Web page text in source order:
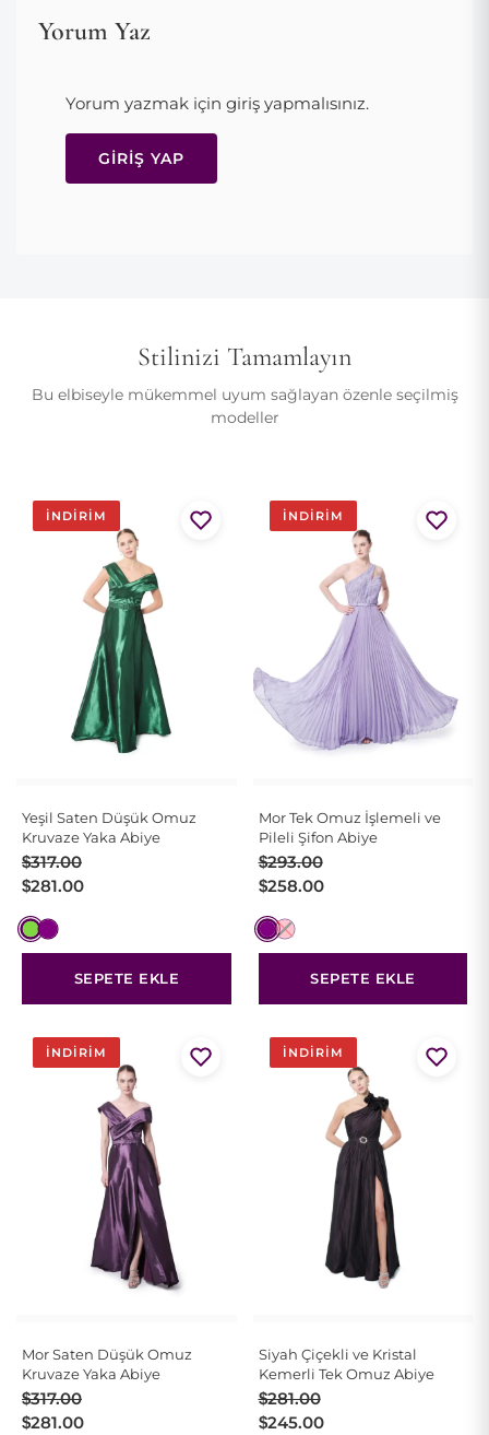
renk seçeneği de mevcuttur.
gizli fermuar. Tam kalıptır. Çiçek formunun bozulmaması için
kuru temizleme önerilir.
Parfüm, kozmetik ürünleri ve keskin nesnelerle temasından
Kırışmışsa hafifçe buharla; doğrudan ütülemeyin.
Yorum Yaz
Yorum yazmak için giriş yapmalısınız.
GIRIŞ YAP
Stilinizi Tamamlayın
Bu elbiseyle mükemmel uyum sağlayan özenle seçilmiş
modeller
İNDIRIM
Yeşil Saten Düşük Omuz
Kruvaze Yaka Abiye
$317.00
Orijinal
fiyat:
$281.00
Şu
andaki
$281.00.
SEPETE EKLE
İNDIRIM
Mor Tek Omuz İşlemeli ve
Pileli Şifon Abiye
$293.00
Orijinal
fiyat:
$258.00
Şu
andaki
$258.00.
SEPETE EKLE
İNDIRIM
Mor Saten Düşük Omuz
Kruvaze Yaka Abiye
$317.00
Orijinal
fiyat:
$281.00
Şu
andaki
İNDIRIM
Siyah Çiçekli ve Kristal
Kemerli Tek Omuz Abiye
$281.00
Orijinal
fiyat:
$245.00
Şu
andaki